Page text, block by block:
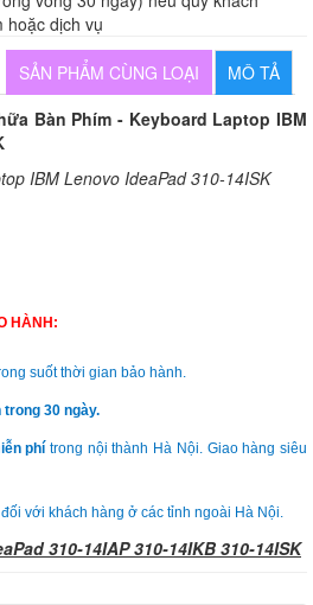
hoặc dịch vụ
MÔ TẢ
SẢN PHẨM CÙNG LOẠI
Bàn Phím - Keyboard Laptop IBM
IBM Lenovo IdeaPad 310-14ISK
HÀNH:
suốt thời gian bảo hành.
30 ngày.
phí trong nội thành Hà Nội. Giao hàng siêu
với khách hàng ở các tỉnh ngoài Hà Nội.
310-14IAP 310-14IKB 310-14ISK